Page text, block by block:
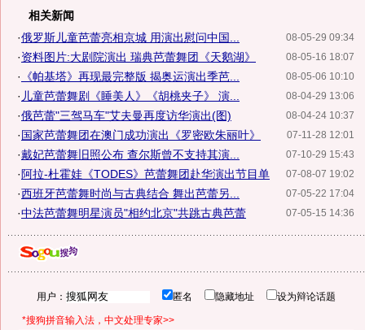
相关新闻
08-05-29 09:34
·俄罗斯儿童芭蕾亮相京城 用演出慰问中国...
08-05-16 18:07
·资料图片:大剧院演出 瑞典芭蕾舞团《天鹅湖》
08-05-06 10:10
· 《帕基塔》再现最完整版 揭奥运演出季芭...
08-04-29 13:06
· 儿童芭蕾舞剧《睡美人》《胡桃夹子》 演...
08-04-24 10:37
·俄芭蕾"三驾马车"艾夫曼再度访华演出(图)
07-11-28 12:01
·国家芭蕾舞团在澳门成功演出《罗密欧朱丽叶》
07-10-29 15:43
·戴妃芭蕾舞旧照公布 查尔斯曾不支持其演...
07-08-07 19:02
· 阿拉-杜霍娃《TODES》芭蕾舞团赴华演出节目单
07-05-22 17:04
·西班牙芭蕾舞时尚与古典结合 舞出芭蕾另...
07-05-15 14:36
·中法芭蕾舞明星演员"相约北京"共跳古典芭蕾
用户： 匿名 隐藏地址 设为辩论话题
*搜狗拼音输入法，中文处理专家>>